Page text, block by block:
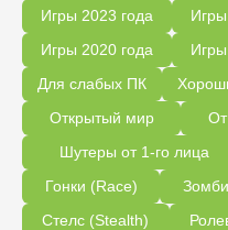
Игры 2023 года
Игры 2020 года
Для слабых ПК
Открытый мир
Шутеры от 1-го лица
Гонки (Race)
Стелс (Stealth)